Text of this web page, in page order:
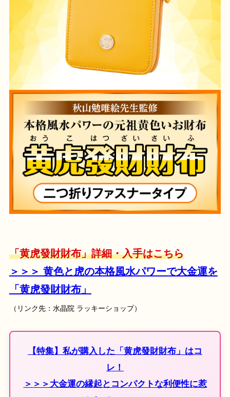
「黄虎發財財布」詳細・入手はこちら
＞＞＞ 黄色と虎の本格風水パワーで大金運を
「黄虎發財財布」
（リンク先：水晶院 ラッキーショップ）
【特集】私が購入した「黄虎發財財布」はコ
レ！
＞＞＞大金運の縁起とコンパクトな利便性に惹